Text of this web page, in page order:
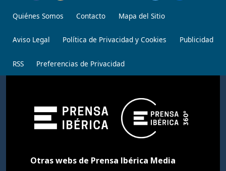
Quiénes Somos Contacto Mapa del Sitio
Aviso Legal Política de Privacidad y Cookies Publicidad
RSS Preferencias de Privacidad
Otras webs de Prensa Ibérica Media